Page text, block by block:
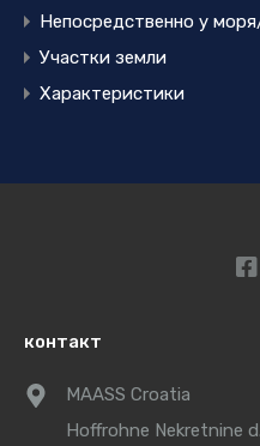
Непосредственно у
Участки земли
Характеристики
контакт
MAASS Croatia
Hoffrohne Nekretnine